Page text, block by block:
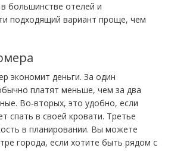
большинстве отелей и
подходящий вариант проще, чем
экономит деньги. За один
платят меньше, чем за два
Во‑вторых, это удобно, если
спать в своей кровати. Третье
в планировании. Вы можете
города, если хотите быть рядом с